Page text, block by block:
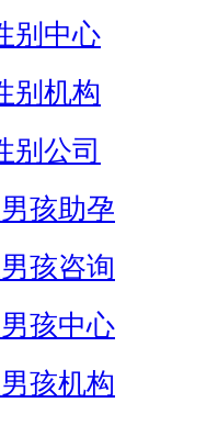
别中心
别机构
别公司
孩助孕
孩咨询
孩中心
孩机构